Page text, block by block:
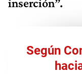
Según